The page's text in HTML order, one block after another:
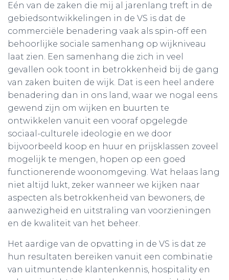
Eén van de zaken die mij al jarenlang treft in de
gebiedsontwikkelingen in de VS is dat de
commerciële benadering vaak als spin-off een
behoorlijke sociale samenhang op wijkniveau
laat zien. Een samenhang die zich in veel
gevallen ook toont in betrokkenheid bij de gang
van zaken buiten de wijk. Dat is een heel andere
benadering dan in ons land, waar we nogal eens
gewend zijn om wijken en buurten te
ontwikkelen vanuit een vooraf opgelegde
sociaal-culturele ideologie en we door
bijvoorbeeld koop en huur en prijsklassen zoveel
mogelijk te mengen, hopen op een goed
functionerende woonomgeving. Wat helaas lang
niet altijd lukt, zeker wanneer we kijken naar
aspecten als betrokkenheid van bewoners, de
aanwezigheid en uitstraling van voorzieningen
en de kwaliteit van het beheer.
Het aardige van de opvatting in de VS is dat ze
hun resultaten bereiken vanuit een combinatie
van uitmuntende klantenkennis, hospitality en